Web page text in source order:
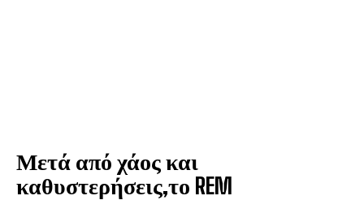
Μετά από χάος και
καθυστερήσεις,το REM